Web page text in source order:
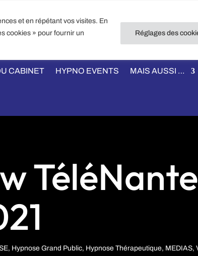
et en répétant vos visites. En
cookies » pour fournir un
Réglages des
3 rue de la biscuiterie 44000 NANTES
TEL : 07 56 940 940
CABINET HYPNO EVENTS MAIS AUSSI …
, Hypnose Grand Public, Hypnose Thérapeutique, MEDIAS,